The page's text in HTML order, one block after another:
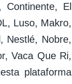
El
Luso, Makro,
Nestlé, Nobre,
Vaca Que Ri,
plataforma